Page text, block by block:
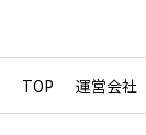
TOP 運営会社